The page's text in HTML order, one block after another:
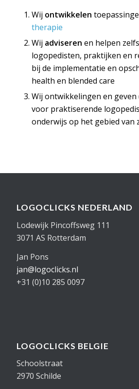
Wij ontwikkelen
therapie
Wij adviseren en helpen
logopedisten, praktijken en
bij de implementatie en
health en blended care
Wij ontwikkelingen en geven
voor praktiserende
onderwijs op het gebied van
LOGOCLICKS NEDERLAND
Lodewijk Pincoffsweg 111
3071 AS Rotterdam
Jan Pons
jan@logoclicks.nl
+31 (0)10 285 0097
LOGOCLICKS BELGIE
Schoolstraat
2970 Schilde